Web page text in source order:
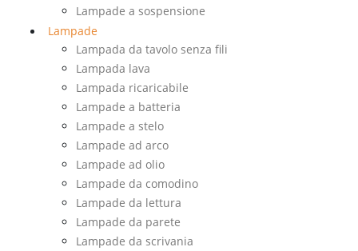
Lampade a sospensione
Lampade
Lampada da tavolo senza fili
Lampada lava
Lampada ricaricabile
Lampade a batteria
Lampade a stelo
Lampade ad arco
Lampade ad olio
Lampade da comodino
Lampade da lettura
Lampade da parete
Lampade da scrivania